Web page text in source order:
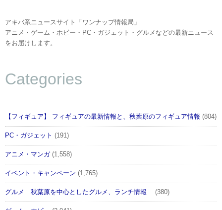
アキバ系ニュースサイト「ワンナップ情報局」
アニメ・ゲーム・ホビー・PC・ガジェット・グルメなどの最新ニュース
をお届けします。
Categories
【フィギュア】 フィギュアの最新情報と、秋葉原のフィギュア情報 (804)
PC・ガジェット (191)
アニメ・マンガ(1,558)
イベント・キャンペーン (1,765)
グルメ 秋葉原を中心としたグルメ、ランチ情報 (380)